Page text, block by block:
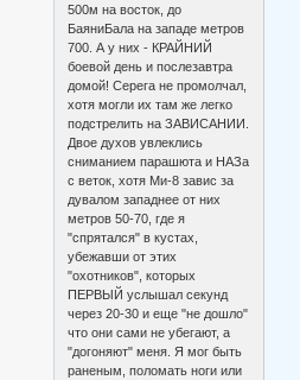
500м на восток, до
БаяниБала на западе метров
700. А у них - КРАЙНИЙ
боевой день и послезавтра
домой! Серега не промолчал,
хотя могли их там же легко
подстрелить на ЗАВИСАНИИ.
Двое духов увлеклись
сниманием парашюта и НАЗа
с веток, хотя Ми-8 завис за
дувалом западнее от них
метров 50-70, где я
"спрятался" в кустах,
убежавши от этих
"охотников", которых
ПЕРВЫЙ услышал секунд
через 20-30 и еще "не дошло"
что они сами не убегают, а
"догоняют" меня. Я мог быть
раненым, поломать ноги или